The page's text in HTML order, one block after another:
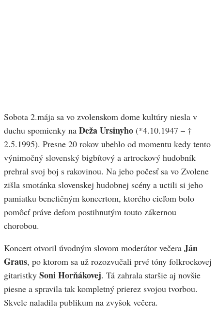
Sobota 2.mája sa vo zvolenskom dome kultúry niesla v
duchu spomienky na Deža Ursinyho (*4.10.1947 – †
2.5.1995). Presne 20 rokov ubehlo od momentu kedy tento
výnimočný slovenský bigbítový a artrockový hudobník
prehral svoj boj s rakovinou. Na jeho počesť sa vo Zvolene
zišla smotánka slovenskej hudobnej scény a uctili si jeho
pamiatku benefičným koncertom, ktorého cieľom bolo
pomôcť práve deťom postihnutým touto zákernou
chorobou.
Koncert otvoril úvodným slovom moderátor večera Ján
Graus, po ktorom sa už rozozvučali prvé tóny folkrockovej
gitaristky Soni Horňákovej. Tá zahrala staršie aj novšie
piesne a spravila tak kompletný prierez svojou tvorbou.
Skvele naladila publikum na zvyšok večera.